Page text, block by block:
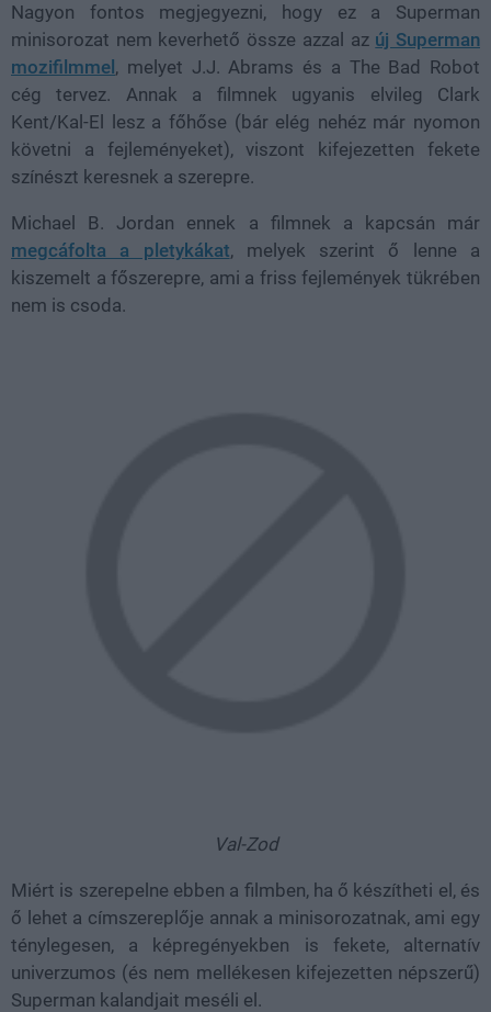
Nagyon fontos megjegyezni, hogy ez a Superman
minisorozat nem keverhető össze azzal az új Superman
mozifilmmel , melyet J.J. Abrams és a The Bad Robot
cég tervez. Annak a filmnek ugyanis elvileg Clark
Kent/Kal-El lesz a főhőse (bár elég nehéz már nyomon
követni a fejleményeket), viszont kifejezetten fekete
színészt keresnek a szerepre.
Michael B. Jordan ennek a filmnek a kapcsán már
megcáfolta a pletykákat, melyek szerint ő lenne a
kiszemelt a főszerepre, ami a friss fejlemények tükrében
nem is csoda.
Val-Zod
Miért is szerepelne ebben a filmben, ha ő készítheti el, és
ő lehet a címszereplője annak a minisorozatnak, ami egy
ténylegesen, a képregényekben is fekete, alternatív
univerzumos (és nem mellékesen kifejezetten népszerű)
Superman kalandjait meséli el.